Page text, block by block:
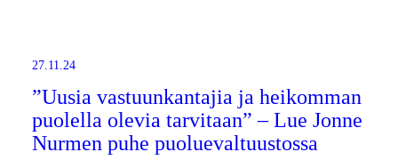
27.11.24
”Uusia vastuunkantajia ja heikomman
puolella olevia tarvitaan” – Lue Jonne
Nurmen puhe puoluevaltuustossa